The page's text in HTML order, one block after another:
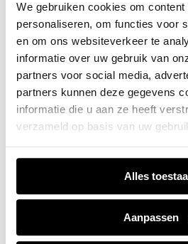
We gebruiken cookies om
personaliseren, om functies voor
en om ons websiteverkeer te
informatie over uw gebruik van
partners voor social media,
partners kunnen deze gegevens
informatie die u aan ze heeft
verzameld op basis van uw
Alles
Aanpassen
Application error: a client-side
loadingwww.jvk.nl(see the
information).